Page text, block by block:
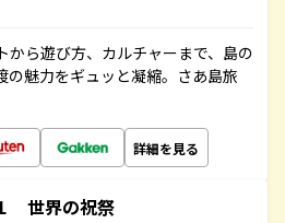
ら遊び方、カルチャーまで、島の
の魅力をギュッと凝縮。さあ島旅
詳細を見る
世界の祝祭